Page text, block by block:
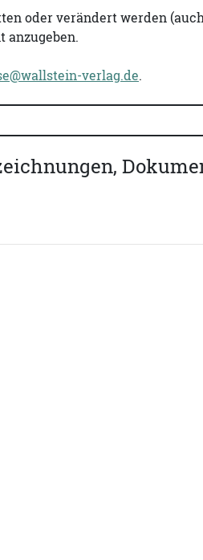
oder verändert werden
anzugeben.
verlag.de.